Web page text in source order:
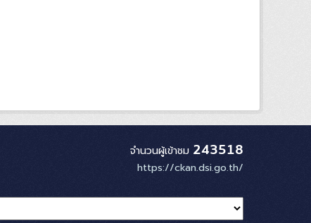
จำนวนผู้เข้าชม 243518
https://ckan.dsi.go.th/